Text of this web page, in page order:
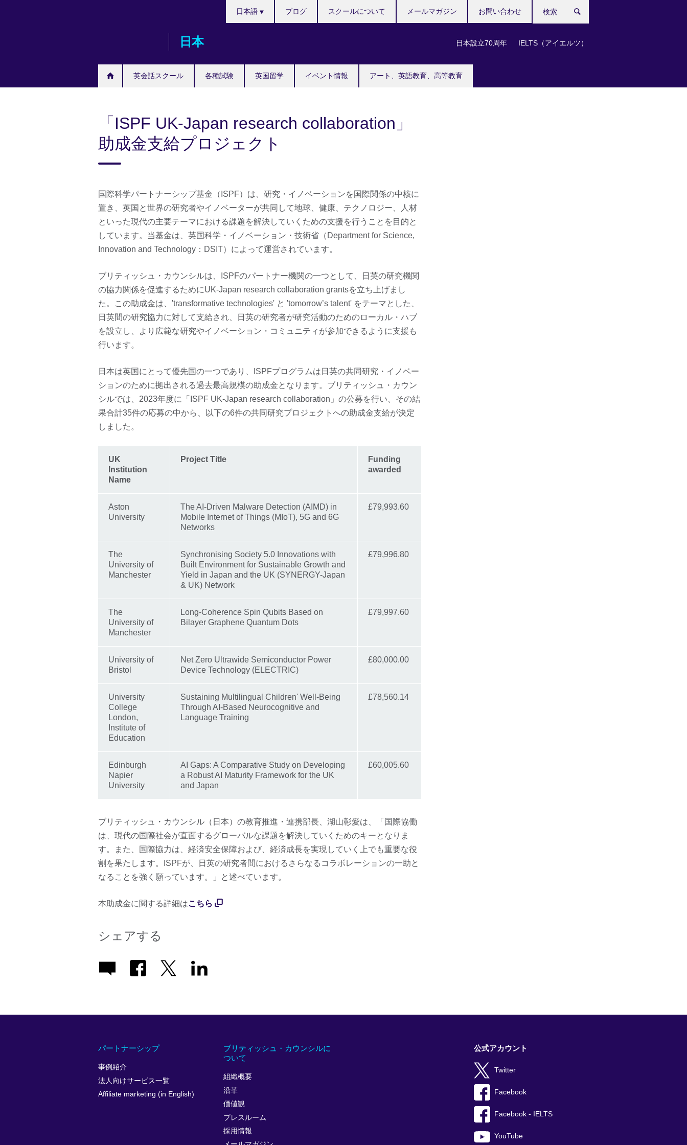
日本
英会話スクール 各種試験 英国留学 イベント情報 アート、英語教育、高等教育
Languages
日本語
日本設立70周年 IELTS（アイエルツ）
ブログ スクールについて メールマガジン お問い合わせ
索
「ISPF UK-Japan research collaboration」
助成金支給プロジェクト
国際科学パートナーシップ基金（ISPF）は、研究・イノベーションを国際関係の中核に
置き、英国と世界の研究者やイノベーターが共同して地球、健康、テクノロジー、人材
といった現代の主要テーマにおける課題を解決していくための支援を行うことを目的と
しています。当基金は、英国科学・イノベーション・技術省（Department for Science,
Innovation and Technology：DSIT）によって運営されています。
ブリティッシュ・カウンシルは、ISPFのパートナー機関の一つとして、日英の研究機関
の協力関係を促進するためにUK-Japan research collaboration grantsを立ち上げまし
た。この助成金は、'transformative technologies' と 'tomorrow’s talent' をテーマとした、
日英間の研究協力に対して支給され、日英の研究者が研究活動のためのローカル・ハブ
を設立し、より広範な研究やイノベーション・コミュニティが参加できるように支援も
行います。
日本は英国にとって優先国の一つであり、ISPFプログラムは日英の共同研究・イノベー
ションのために拠出される過去最高規模の助成金となります。ブリティッシュ・カウン
シルでは、2023年度に「ISPF UK-Japan research collaboration」の公募を行い、その結
果合計35件の応募の中から、以下の6件の共同研究プロジェクトへの助成金支給が決定
しました。
UK
Institution
Name
Project Title
Funding
awarded
Aston
University
The AI-Driven Malware Detection (AIMD) in
Mobile Internet of Things (MIoT), 5G and 6G
Networks
£79,993.60
The
University of
Manchester
Synchronising Society 5.0 Innovations with
Built Environment for Sustainable Growth and
Yield in Japan and the UK (SYNERGY-Japan
& UK) Network
£79,996.80
The
University of
Manchester
Long-Coherence Spin Qubits Based on
Bilayer Graphene Quantum Dots
£79,997.60
University of
Bristol
Net Zero Ultrawide Semiconductor Power
Device Technology (ELECTRIC)
£80,000.00
University
College
London,
Institute of
Education
Sustaining Multilingual Children' Well-Being
Through AI-Based Neurocognitive and
Language Training
£78,560.14
Edinburgh
Napier
University
AI Gaps: A Comparative Study on Developing
a Robust AI Maturity Framework for the UK
and Japan
£60,005.60
ブリティッシュ・カウンシル（日本）の教育推進・連携部長、湖山彰愛は、「国際協働
は、現代の国際社会が直面するグローバルな課題を解決していくためのキーとなりま
す。また、国際協力は、経済安全保障および、経済成長を実現していく上でも重要な役
割を果たします。ISPFが、日英の研究者間におけるさらなるコラボレーションの一助と
なることを強く願っています。」と述べています。
本助成金に関する詳細はこちら
シェアする
パートナーシップ
事例紹介
法人向けサービス一覧
Affiliate marketing (in English)
ブリティッシュ・カウンシルに
ついて
組織概要
沿革
価値観
プレスルーム
採用情報
公式アカウント
Twitter
Facebook
Facebook - IELTS
YouTube